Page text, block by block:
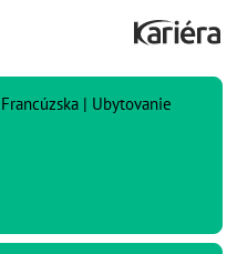
| Ubytovanie